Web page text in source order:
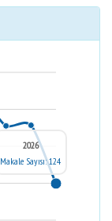
2026
Makale Sayısı: 124